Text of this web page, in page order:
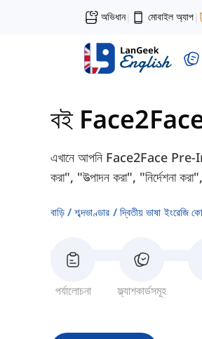
অভিধান| মোবাইল অ্যাপ|
বই Face2Face
এখানে আপনি Face2Face Pre-
করা", "উত্পাদন করা", "নির্দেশনা
বাড়ি শব্দভাণ্ডার দ্বিতীয় ভাষা ইংরেজি
পর্যালোচনা ফ্ল্যাশকার্ডসমূহ